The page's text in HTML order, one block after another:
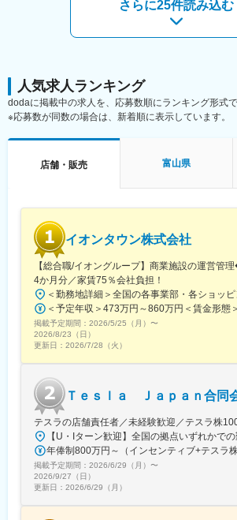
へステップアップが可能です。RSV経験後
への異動の道もあり、長期的にキャリア形
入社後1年で店長昇格を目指していただき
1店舗あたり店長1名、スタッフ5～15名で
重視し、相談しやすく協力し合える職場環
■当社について：
当社は2023年2月に設立された楽天グルー
レーション管理、システム・インフラ整備
変更の範囲：会社の定める業務
・金額提示と成約手続き
■未経験でも活躍できる理由
す。
営業初挑戦だった先輩方もこの研修を受け
しています！
れる仕組みです。
あなたの対応でファンにできればインセ
す。
幅広い品目を買い取れる当社だからこそ、
ンセンティブを実現。
ノルマがないため、目の前のお客様に集中
■求める人物像
人と話すことが好きで、お客様に丁寧に向
未経験9割の組織のため、経験よりもコミ
視します
■そのほかの魅力
副業可・ヘアスタイル自由。地域限定職も
変更の範囲：会社の定める業務
さらに25件読み込む
人気求人ランキング
dodaに掲載中の求人を、応募数順にランキング形式で
※応募数が同数の場合は、新着順に表示しています。
店舗・販売 富山県
イオンタウン株式会社
【総合職/イオングループ】商業施設の運営管
4か月分／家賃75％会社負担！
掲載予定期間： 2026/5/25（月） 〜
2026/8/23（日）
更新日： 2026/7/28（火）
Ｔｅｓｌａ Ｊａｐａｎ合同
テスラの店舗責任者／未経験歓迎／テスラ株
掲載予定期間： 2026/6/29（月） 〜
2026/9/27（日）
更新日： 2026/6/29（月）